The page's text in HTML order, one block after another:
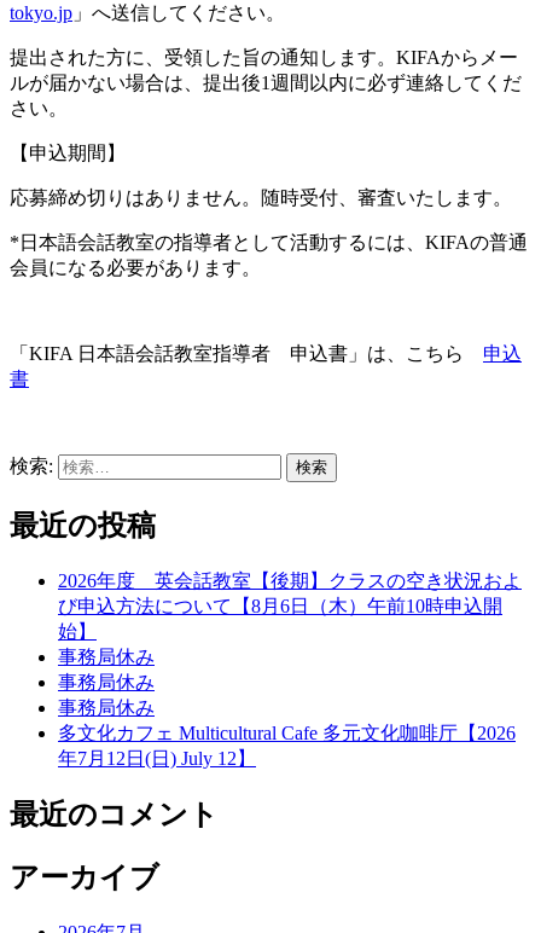
tokyo.jp 」へ送信してください。
提出された方に、受領した旨の通知します。KIFAからメー
ルが届かない場合は、提出後1週間以内に必ず連絡してくだ
さい。
【申込期間】
応募締め切りはありません。随時受付、審査いたします。
*日本語会話教室の指導者として活動するには、KIFAの普通
会員になる必要があります。
「KIFA 日本語会話教室指導者 申込書」は、こちら 申込
書
検索:
最近の投稿
2026年度 英会話教室【後期】クラスの空き状況およ
び申込方法について【8月6日（木）午前10時申込開
始】
事務局休み
事務局休み
事務局休み
多文化カフェ Multicultural Cafe 多元文化咖啡厅【2026
年7月12日(日) July 12】
最近のコメント
アーカイブ